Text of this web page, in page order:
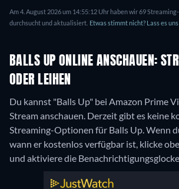
Am 4. August 2026 um 14:55:12 Uhr haben wir 69
durchsucht und aktualisiert. Etwas stimmt nicht? Lass es uns
BALLS UP ONLINE ANSCHAUEN:
ODER LEIHEN
Du kannst "Balls Up" bei Amazon Prime
Stream anschauen. Derzeit gibt es keine
Streaming-Optionen für Balls Up. Wenn
wann er kostenlos verfügbar ist, klicke
und aktiviere die